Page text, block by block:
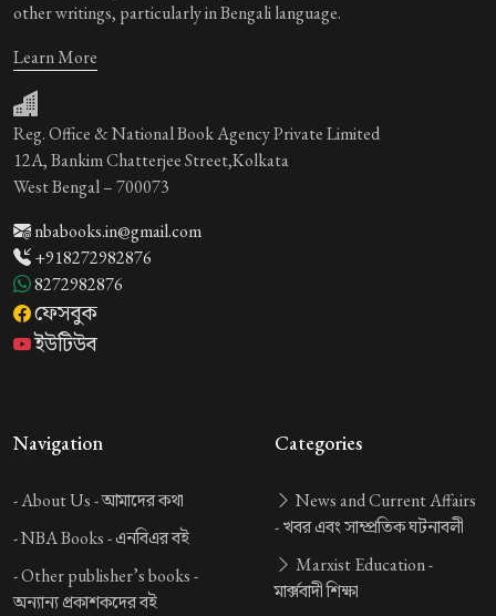
other writings, particularly in Bengali language.
Learn More
Reg. Office & National Book Agency Private Limited
12A, Bankim Chatterjee Street,Kolkata
West Bengal – 700073
nbabooks.in@gmail.com
+918272982876
8272982876
ফেসবুক
ইউটিউব
Navigation
-About Us -আমাদের কথা
-NBA Books -এনবিএর বই
-Other publisher’s books -
অন্যান্য প্রকাশকদের বই
Categories
News and Current Affairs
-খবর এবং সাম্প্রতিক ঘটনাবলী
Marxist Education -
মার্ক্সবাদী শিক্ষা